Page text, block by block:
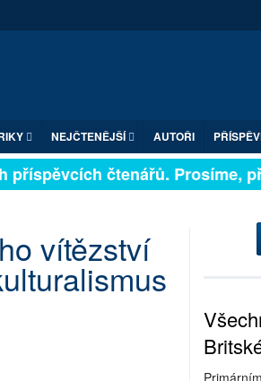
NEJČTENĚJŠÍ AUTOŘI
čtenářů. Prosíme,
vítězství